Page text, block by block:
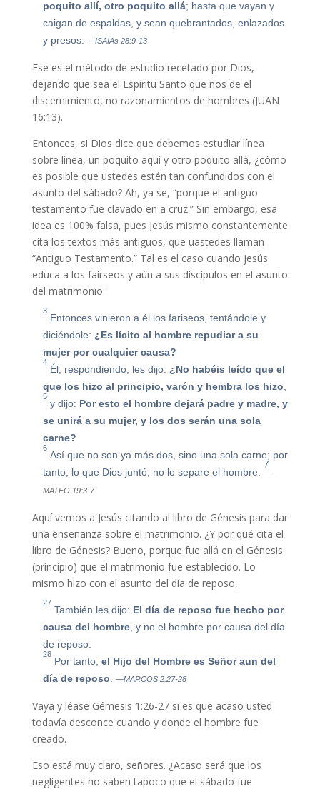
poquito allí, otro poquito allá; hasta que vayan y
caigan de espaldas, y sean quebrantados, enlazados
y presos.
—ISAÍAs 28:9-13
Ese es el método de estudio recetado por Dios,
dejando que sea el Espíritu Santo que nos de el
discernimiento, no razonamientos de hombres (JUAN
16:13).
Entonces, si Dios dice que debemos estudiar línea
sobre línea, un poquito aquí y otro poquito allá, ¿cómo
es posible que ustedes estén tan confundidos con el
asunto del sábado? Ah, ya se, “porque el antiguo
testamento fue clavado en a cruz.” Sin embargo, esa
idea es 100% falsa, pues Jesús mismo constantemente
cita los textos más antiguos, que uastedes llaman
“Antiguo Testamento.” Tal es el caso cuando jesús
educa a los fairseos y aún a sus discípulos en el asunto
del matrimonio:
3
Entonces vinieron a él los fariseos, tentándole y
diciéndole: ¿Es lícito al hombre repudiar a su
mujer por cualquier causa?
4
Él, respondiendo, les dijo: ¿No habéis leído que el
que los hizo al principio, varón y hembra los hizo
5
y dijo: Por esto el hombre dejará padre y madre, y
se unirá a su mujer, y los dos serán una sola
carne?
6
Así que no son ya más dos, sino una sola carne; por
tanto, lo que Dios juntó, no lo separe el hombre.
7
—
MATEO 19:3-7
Aquí vemos a Jesús citando al libro de Génesis para dar
una enseñanza sobre el matrimonio. ¿Y por qué cita el
libro de Génesis? Bueno, porque fue allá en el Génesis
(principio) que el matrimonio fue establecido. Lo
mismo hizo con el asunto del día de reposo,
27
También les dijo: El día de reposo fue hecho por
causa del hombre, y no el hombre por causa del día
de reposo.
28
Por tanto, el Hijo del Hombre es Señor aun del
día de reposo
—MARCOS 2:27-28
Vaya y léase Gémesis 1:26-27 si es que acaso usted
todavía desconce cuando y donde el hombre fue
creado.
Eso está muy claro, señores. ¿Acaso será que los
negligentes no saben tapoco que el sábado fue